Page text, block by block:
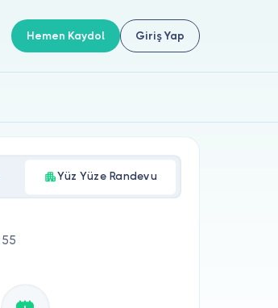
Hemen Kaydol Giriş Yap
Yüz Yüze Randevu